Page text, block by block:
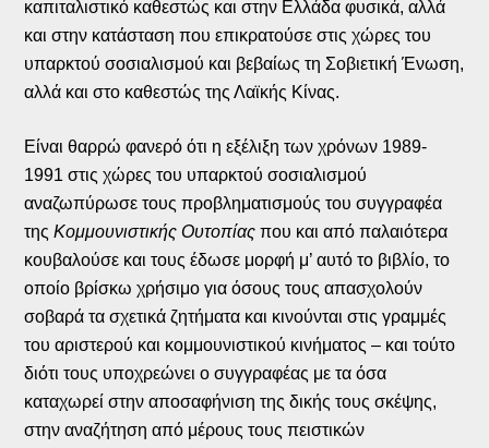
καπιταλιστικό καθεστώς και στην Ελλάδα φυσικά, αλλά
και στην κατάσταση που επικρατούσε στις χώρες του
υπαρκτού σοσιαλισμού και βεβαίως τη Σοβιετική Ένωση,
αλλά και στο καθεστώς της Λαϊκής Κίνας.
Είναι θαρρώ φανερό ότι η εξέλιξη των χρόνων 1989-
1991 στις χώρες του υπαρκτού σοσιαλισμού
αναζωπύρωσε τους προβληματισμούς του συγγραφέα
τηςΚομμουνιστικής Ουτοπίας που και από παλαιότερα
κουβαλούσε και τους έδωσε μορφή μ’ αυτό το βιβλίο, το
οποίο βρίσκω χρήσιμο για όσους τους απασχολούν
σοβαρά τα σχετικά ζητήματα και κινούνται στις γραμμές
του αριστερού και κομμουνιστικού κινήματος – και τούτο
διότι τους υποχρεώνει ο συγγραφέας με τα όσα
καταχωρεί στην αποσαφήνιση της δικής τους σκέψης,
στην αναζήτηση από μέρους τους πειστικών